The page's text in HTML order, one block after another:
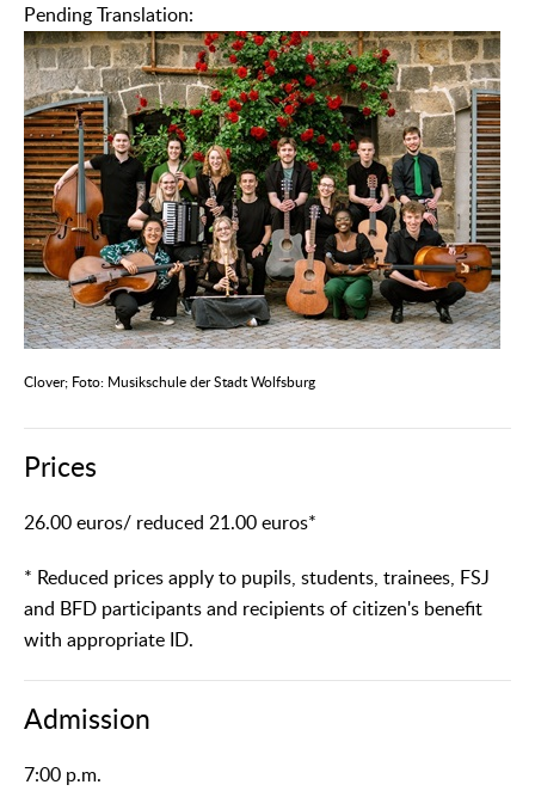
᠎Pending Translation:
Clover; Foto: Musikschule der Stadt Wolfsburg
Prices
26.00 euros/ reduced 21.00 euros*
* Reduced prices apply to pupils, students, trainees, FSJ
and BFD participants and recipients of citizen's benefit
with appropriate ID.
Admission
7:00 p.m.